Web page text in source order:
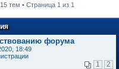
15 тем • Страница 1 из 1
форума
18:49
1 2